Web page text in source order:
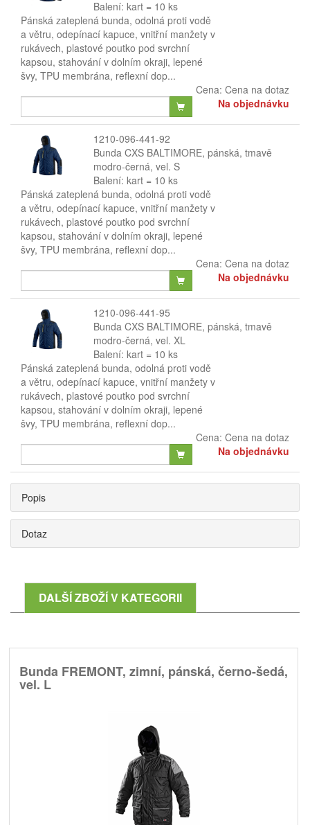
Balení: kart = 10 ks
Pánská zateplená bunda, odolná proti vodě
a větru, odepínací kapuce, vnitřní manžety v
rukávech, plastové poutko pod svrchní
kapsou, stahování v dolním okraji, lepené
švy, TPU membrána, reflexní dop...
Cena: Cena na dotaz
Na objednávku
1210-096-441-92
Bunda CXS BALTIMORE, pánská, tmavě
modro-černá, vel. S
Balení: kart = 10 ks
Pánská zateplená bunda, odolná proti vodě
a větru, odepínací kapuce, vnitřní manžety v
rukávech, plastové poutko pod svrchní
kapsou, stahování v dolním okraji, lepené
švy, TPU membrána, reflexní dop...
Cena: Cena na dotaz
Na objednávku
1210-096-441-95
Bunda CXS BALTIMORE, pánská, tmavě
modro-černá, vel. XL
Balení: kart = 10 ks
Pánská zateplená bunda, odolná proti vodě
a větru, odepínací kapuce, vnitřní manžety v
rukávech, plastové poutko pod svrchní
kapsou, stahování v dolním okraji, lepené
švy, TPU membrána, reflexní dop...
Cena: Cena na dotaz
Na objednávku
Popis
Dotaz
DALŠÍ ZBOŽÍ V KATEGORII
Bunda FREMONT, zimní, pánská, černo-šedá,
vel. L